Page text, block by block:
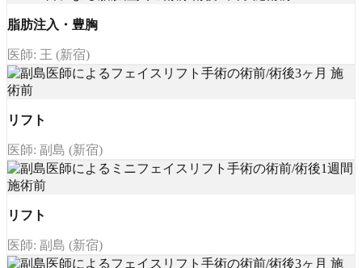
脂肪注入・豊胸
医師: 王 (新宿)
リフト
医師: 副島 (新宿)
リフト
医師: 副島 (新宿)